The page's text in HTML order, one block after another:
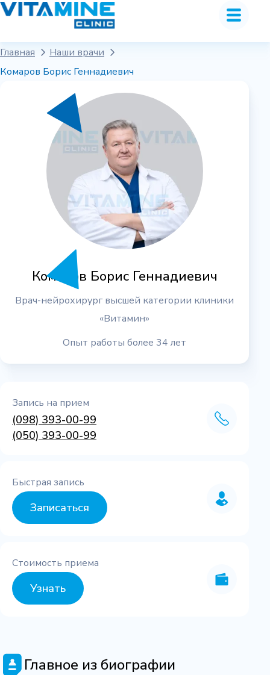
Главная
Наши врачи
Комаров Борис Геннадиевич
Комаров Борис Геннадиевич
Врач-нейрохирург высшей категории клиники
«Витамин»
Опыт работы более 34 лет
Запись на прием
(098) 393-00-99
(050) 393-00-99
Быстрая запись
Записаться
Стоимость приема
Узнать
Главное из биографии